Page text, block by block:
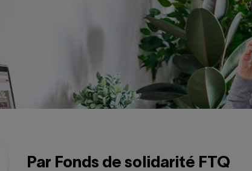
Par Fonds de solidarité FTQ